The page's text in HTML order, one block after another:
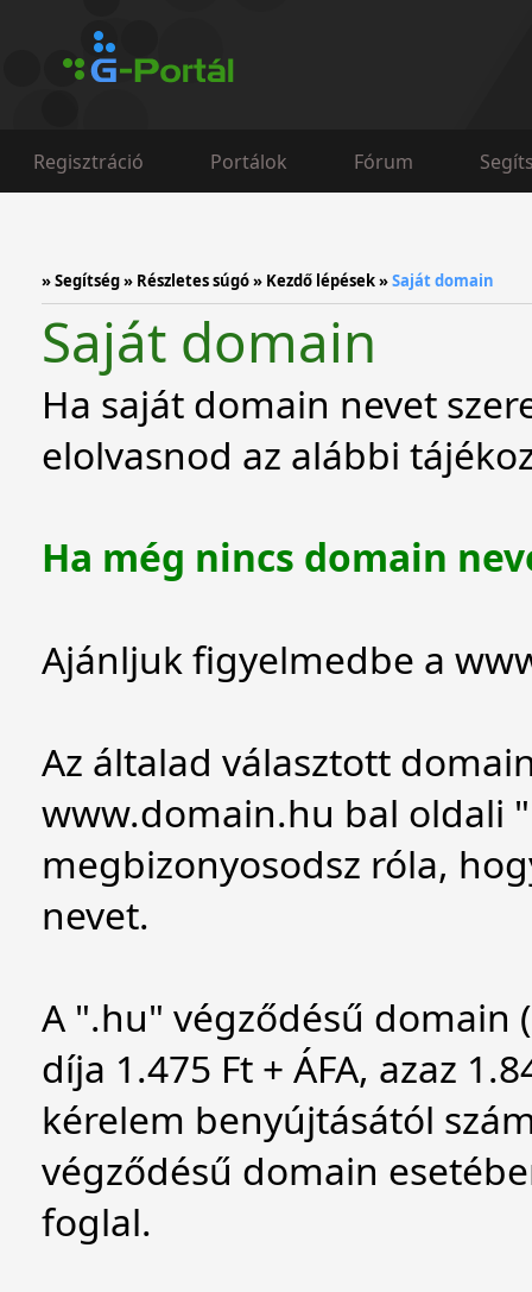
Regisztráció Portálok Fórum
»Segítség» Részletes súgó» Kezdő lépések»Saját domain
Saját domain
Ha saját domain nevet
elolvasnod az alábbi
Ha még nincs domain
Ajánljuk figyelmedbe a
Az általad választott
www.domain.hu bal oldali
megbizonyosodsz róla,
nevet.
A ".hu" végződésű domain
díja 1.475 Ft + ÁFA, azaz
kérelem benyújtásától
végződésű domain
foglal.